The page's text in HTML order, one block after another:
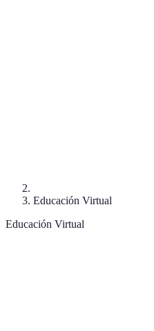
Educación Virtual
Educación Virtual